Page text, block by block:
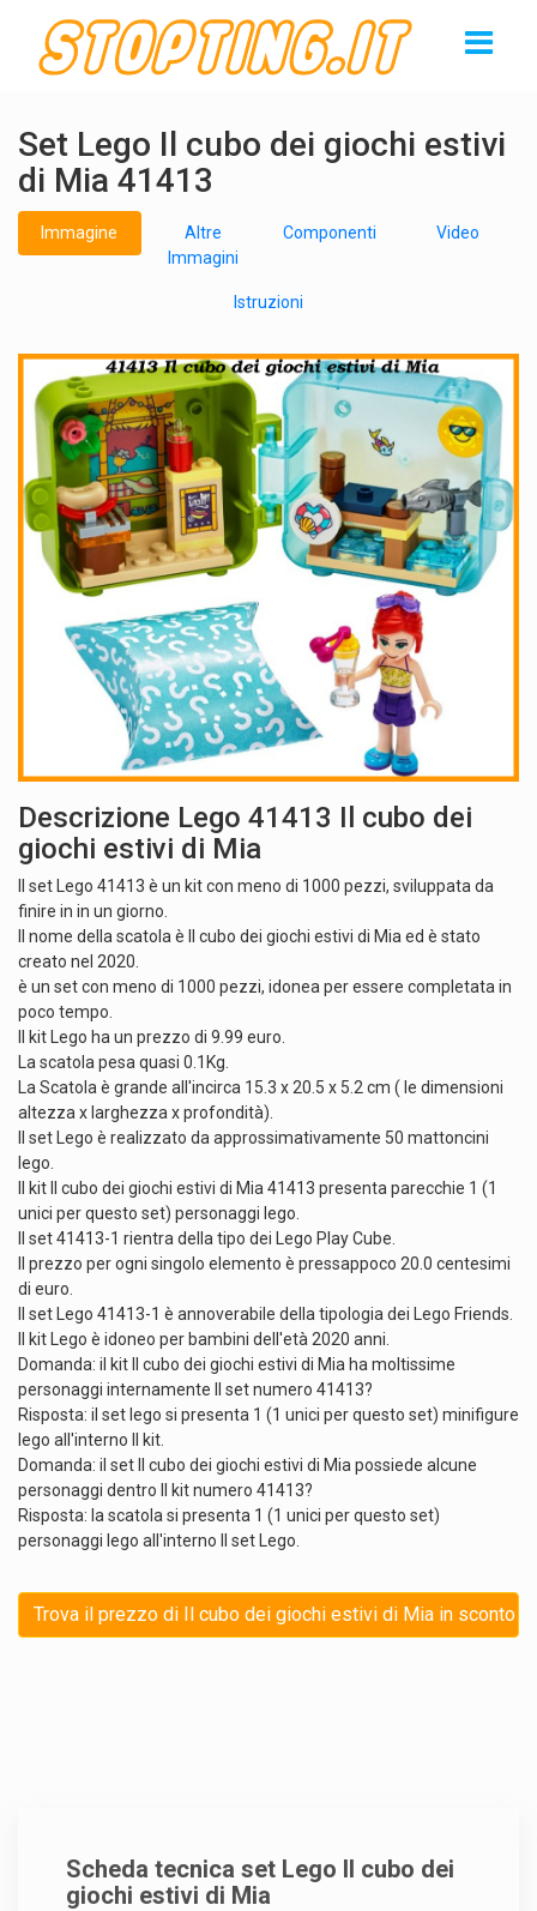
Set Lego Il cubo dei giochi estivi
di Mia 41413
Immagine
Altre
Immagini
Componenti Video
Istruzioni
Descrizione Lego 41413 Il cubo dei
giochi estivi di Mia
Il set Lego 41413 è un kit con meno di 1000 pezzi, sviluppata da
finire in in un giorno.
Il nome della scatola è Il cubo dei giochi estivi di Mia ed è stato
creato nel 2020.
è un set con meno di 1000 pezzi, idonea per essere completata in
poco tempo.
Il kit Lego ha un prezzo di 9.99 euro.
La scatola pesa quasi 0.1Kg.
La Scatola è grande all'incirca 15.3 x 20.5 x 5.2 cm ( le dimensioni
altezza x larghezza x profondità).
Il set Lego è realizzato da approssimativamente 50 mattoncini
lego.
Il kit Il cubo dei giochi estivi di Mia 41413 presenta parecchie 1 (1
unici per questo set) personaggi lego.
Il set 41413-1 rientra della tipo dei Lego Play Cube.
Il prezzo per ogni singolo elemento è pressappoco 20.0 centesimi
di euro.
Il set Lego 41413-1 è annoverabile della tipologia dei Lego Friends.
Il kit Lego è idoneo per bambini dell'età 2020 anni.
Domanda: il kit Il cubo dei giochi estivi di Mia ha moltissime
personaggi internamente Il set numero 41413?
Risposta: il set lego si presenta 1 (1 unici per questo set) minifigure
lego all'interno Il kit.
Domanda: il set Il cubo dei giochi estivi di Mia possiede alcune
personaggi dentro Il kit numero 41413?
Risposta: la scatola si presenta 1 (1 unici per questo set)
personaggi lego all'interno Il set Lego.
Trova il prezzo di Il cubo dei giochi estivi di Mia in sconto
Scheda tecnica set Lego Il cubo dei
giochi estivi di Mia